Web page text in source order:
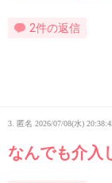
2件の返信
3. 匿名 2026/07/08(水)
なんでも介入